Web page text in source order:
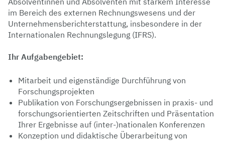
im Bereich des externen Rechnungswesens und der
Unternehmensberichterstattung, insbesondere in der
Internationalen Rechnungslegung (IFRS).
Ihr Aufgabengebiet:
Mitarbeit und eigenständige Durchführung von
Forschungsprojekten
Publikation von Forschungsergebnissen in praxis- und
forschungsorientierten Zeitschriften und Präsentation
Ihrer Ergebnisse auf (inter-)nationalen Konferenzen
Konzeption und didaktische Überarbeitung von